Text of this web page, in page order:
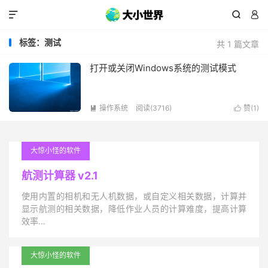
 

共 1 篇文章
标签：测试
打开或关闭Windows系统的测试模式
 赞(1 )
 操作系统 阅读(3716)
大惊小怪的软件
航测计算器 v2.1
使用内置的相机和无人机数据，或自定义相关数据，计算并
显示航测的相关数据，降低作业人员的计算难度，提高计算
效率…
大惊小怪的软件